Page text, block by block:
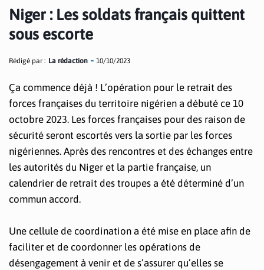
Niger : Les soldats français quittent
sous escorte
Rédigé par : La rédaction 10/10/2023
Ça commence déjà ! L’opération pour le retrait des
forces françaises du territoire nigérien a débuté ce 10
octobre 2023. Les forces françaises pour des raison de
sécurité seront escortés vers la sortie par les forces
nigériennes. Après des rencontres et des échanges entre
les autorités du Niger et la partie française, un
calendrier de retrait des troupes a été déterminé d’un
commun accord.
Une cellule de coordination a été mise en place afin de
faciliter et de coordonner les opérations de
désengagement à venir et de s’assurer qu’elles se